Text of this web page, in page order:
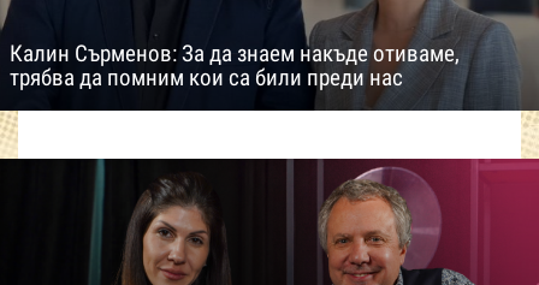
Калин Сърменов: За да знаем накъде отиваме,
трябва да помним кои са били преди нас